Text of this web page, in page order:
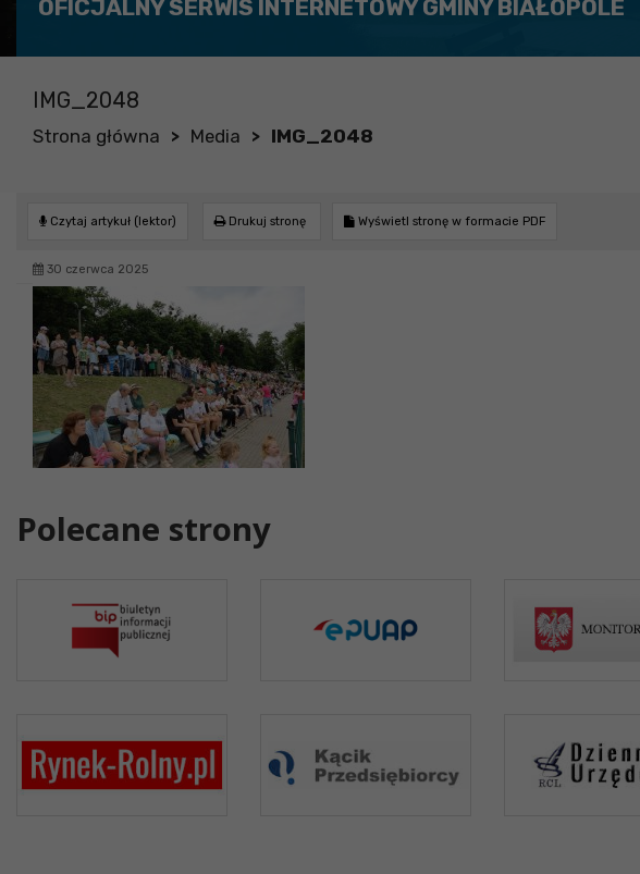
OFICJALNY SERWIS INTERNETOWY GMINY BIAŁOPOLE
IMG_2048
Strona główna > Media > IMG_2048
Czytaj artykuł (lektor) Drukuj stronę Wyświetl stronę w formacie PDF
30 czerwca 2025
Polecane strony